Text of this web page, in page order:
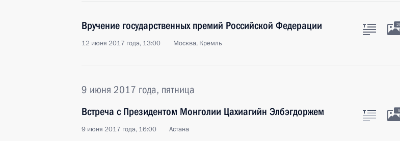
Вручение государственных премий Российской Федерации
12 июня 2017 года, 13:00 Москва, Кремль
9 июня 2017 года, пятница
Встреча с Президентом Монголии Цахиагийн Элбэгдоржем
9 июня 2017 года, 16:00 Астана
5